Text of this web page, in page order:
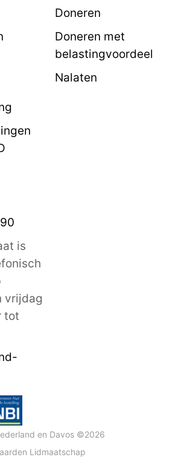
Doneren
Doneren met
belastingvoordeel
Nalaten
is
vrijdag
tot
en Davos ©2026
Lidmaatschap